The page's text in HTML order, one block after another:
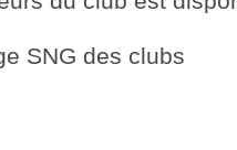
SNG des clubs